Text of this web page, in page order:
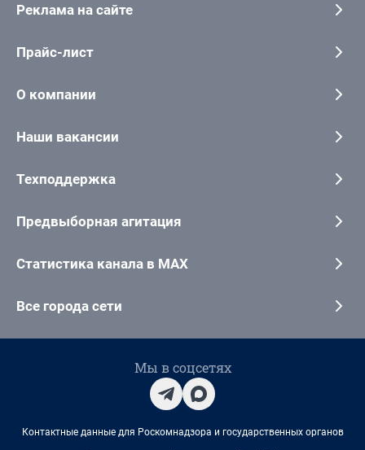
Реклама на сайте
Прайс-лист
О компании
Наши вакансии
Техподдержка
Предвыборная агитация
Статистика канала в MAX
Все города сети
Мы в соцсетях
Контактные данные для Роскомнадзора и государственных органов